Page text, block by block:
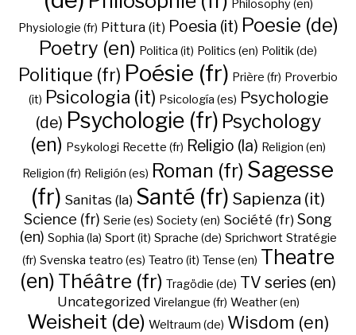
Philosophy (en)
Physiologie (fr) Pittura (it) Poesia (it) Poesie (de)
Poetry (en) Politica (it) Politics (en) Politik (de)
Politique (fr) Poésie (fr) Prière (fr) Proverbio
(it) Psicologia (it) Psicología (es) Psychologie
(de) Psychologie (fr) Psychology
(en) Psykologi Recette (fr) Religio (la) Religion (en)
Religion (fr) Religión (es) Roman (fr) Sagesse
(fr) Sanitas (la) Santé (fr) Sapienza (it)
Science (fr) Serie (es) Society (en) Société (fr) Song
(en) Sophia (la) Sport (it) Sprache (de) Sprichwort Stratégie
(fr) Svenska teatro (es) Teatro (it) Tense (en) Theatre
(en) Théâtre (fr) Tragödie (de) TV series (en)
Uncategorized Virelangue (fr) Weather (en)
Weisheit (de) Weltraum (de) Wisdom (en)